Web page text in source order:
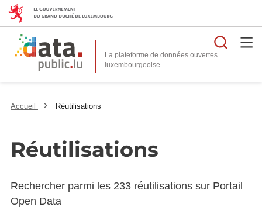
La plateforme de données ouvertes
Accueil Réutilisations
Réutilisations
Rechercher parmi les 233 réutilisations sur Portail
Open Data